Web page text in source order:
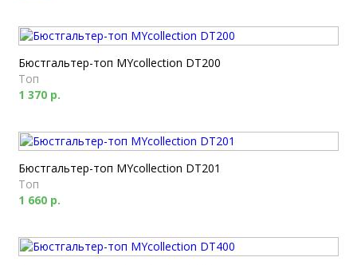
Бюстгальтер-топ MYcollection DT200
Топ
1 370 р.
Бюстгальтер-топ MYcollection DT201
Топ
1 660 р.